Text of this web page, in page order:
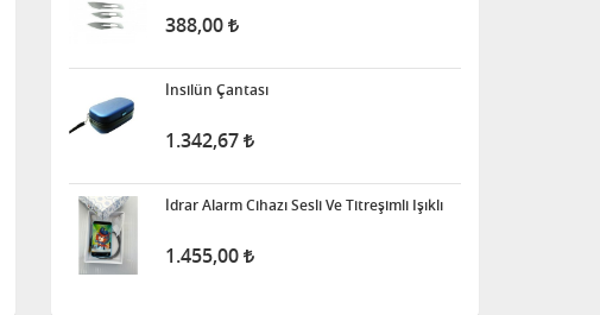
388,00
İnsilün Çantası
1.342,67
İdrar Alarm Cihazı Sesli Ve Titreşimli Işıklı
1.455,00